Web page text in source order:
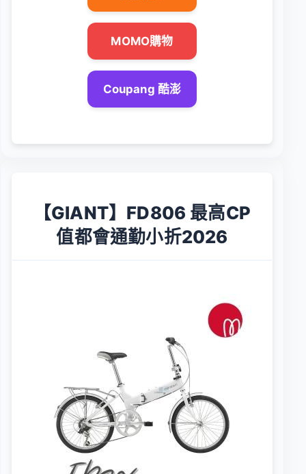
MOMO購物
Coupang 酷澎
【GIANT】FD806 最高CP
值都會通勤小折2026